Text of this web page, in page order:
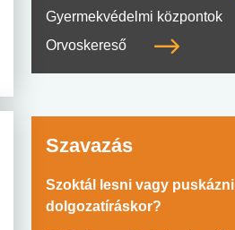
Gyermekvédelmi központok
Orvoskereső
Szavazás
Szoktál lesni vagy puskázni
dolgozatíráskor?